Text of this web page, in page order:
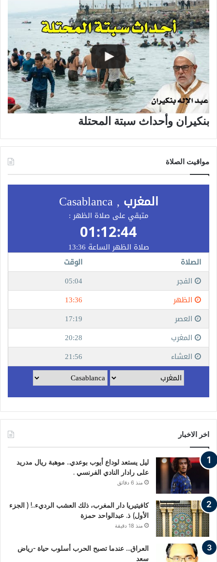
بنكيران وأحداث سبتة المحتلة
مواقيت الصلاة
اخر الاخبار
ليل يستعد لوداع أيوب بوعدي.. موهبة ريال مدريد
على رادار النادي الفرنسي .
منذ 6 دقائق
كافيتيريا دار المغرب، ذلك العشب الرديء..! ( الجزء
الأول) ذ. عبدالواحد حمزة
منذ 18 دقيقة
العراق… عندما تصبح الحرب أسلوب حياة -رياض
سعد